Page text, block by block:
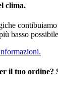
clima.
basso
il tuo ordine?